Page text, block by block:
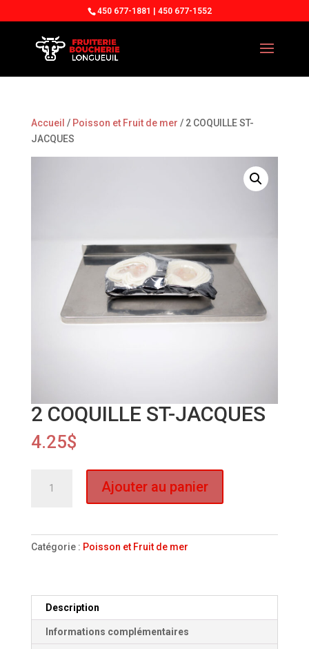
450 677-1881 | 450 677-1552
Accueil / Poisson et Fruit de mer / 2 COQUILLE ST-
JACQUES
2 COQUILLE ST-JACQUES
4.25$
ST-
JACQUES
Ajouter au panier
Catégorie : Poisson et Fruit de mer
Description
Informations complémentaires